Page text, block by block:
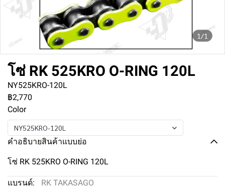
1/1
โซ่ RK 525KRO O-RING 120L
NY525KRO-120L
฿2,770
Color
NY525KRO-120L
คำอธิบายสินค้าแบบย่อ
โซ่ RK 525KRO O-RING 120L
แบรนด์:
RK TAKASAGO